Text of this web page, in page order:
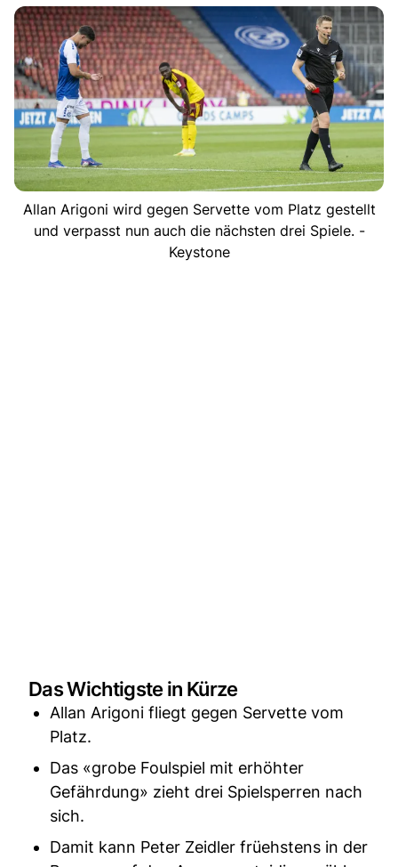
Allan Arigoni wird gegen Servette vom Platz gestellt
und verpasst nun auch die nächsten drei Spiele. -
Keystone
Das Wichtigste in Kürze
Allan Arigoni fliegt gegen Servette vom
Platz.
Das «grobe Foulspiel mit erhöhter
Gefährdung» zieht drei Spielsperren nach
sich.
Damit kann Peter Zeidler früehstens in der